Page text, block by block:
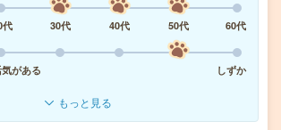
代
30代 40代 50代
60代
がある
しずか
もっと見る